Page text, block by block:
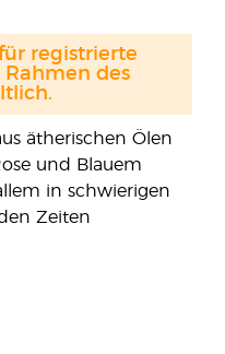
ätherischen Ölen
und Blauem
in schwierigen
Zeiten
registrierte
des